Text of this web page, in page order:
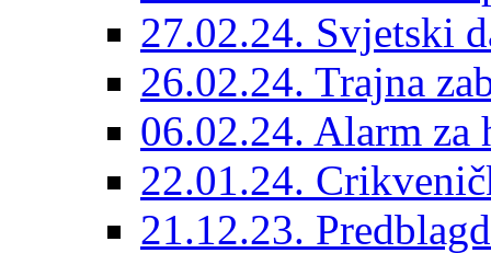
27.02.24. Svjetski
26.02.24. Trajna
06.02.24. Alarm
22.01.24.
21.12.23.